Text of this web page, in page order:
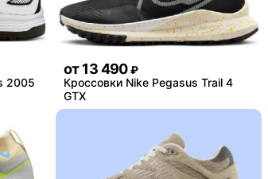
2005
от 13 490 ₽
Кроссовки Nike Pegasus Trail 4
GTX